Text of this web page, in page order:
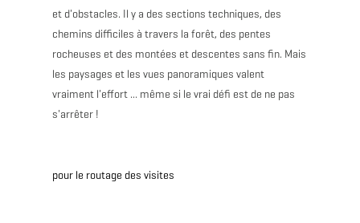
et d'obstacles. Il y a des sections techniques, des
chemins difficiles à travers la forêt, des pentes
rocheuses et des montées et descentes sans fin. Mais
les paysages et les vues panoramiques valent
vraiment l'effort ... même si le vrai défi est de ne pas
s'arrêter !
pour le routage des visites